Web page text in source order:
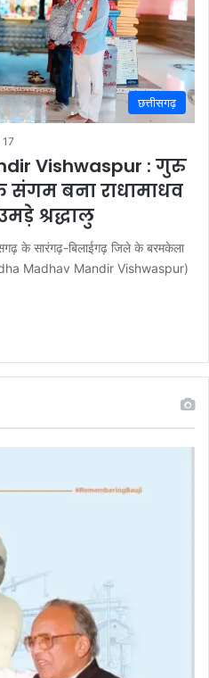
छत्तीसगढ़
17
Vishwaspur : गुरु
संगम बना राधामाधव
श्रद्धालु
के सारंगढ़-बिलाईगढ़ जिले के बरमकेला
Madhav Mandir Vishwaspur)